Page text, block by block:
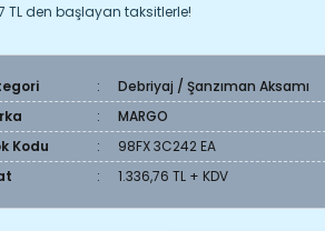
TL den başlayan taksitlerle!
Debriyaj / Şanzıman Aksamı
MARGO
Kodu
98FX 3C242 EA
1.336,76 TL + KDV